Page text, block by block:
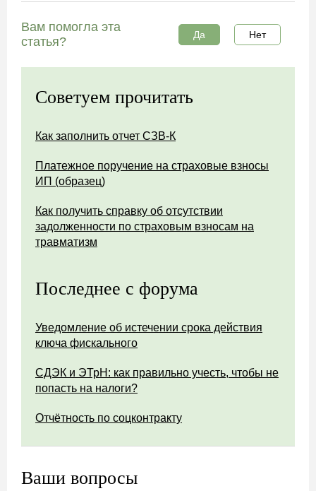
Вам помогла эта
статья?
Да Нет
Советуем прочитать
Как заполнить отчет СЗВ-К
Платежное поручение на страховые взносы
ИП (образец)
Как получить справку об отсутствии
задолженности по страховым взносам на
травматизм
Последнее с форума
Уведомление об истечении срока действия
ключа фискального
СДЭК и ЭТрН: как правильно учесть, чтобы не
попасть на налоги?
Отчётность по соцконтракту
Ваши вопросы